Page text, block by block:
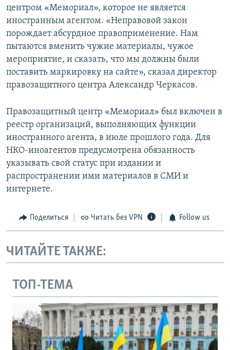
центром «Мемориал», которое не является
иностранным агентом. «Неправовой закон
порождает абсурдное правоприменение. Нам
пытаются вменить чужие материалы, чужое
мероприятие, и сказать, что мы должны были
поставить маркировку на сайте», сказал директор
правозащитного центра Александр Черкасов.
Правозащитный центр «Мемориал» был включен в
реестр организаций, выполняющих функции
иностранного агента, в июле прошлого года. Для
НКО-иноагентов предусмотрена обязанность
указывать свой статус при издании и
распространении ими материалов в СМИ и
интернете.
Поделиться Читать без VPN Follow us
ЧИТАЙТЕ ТАКЖЕ:
ТОП-ТЕМА